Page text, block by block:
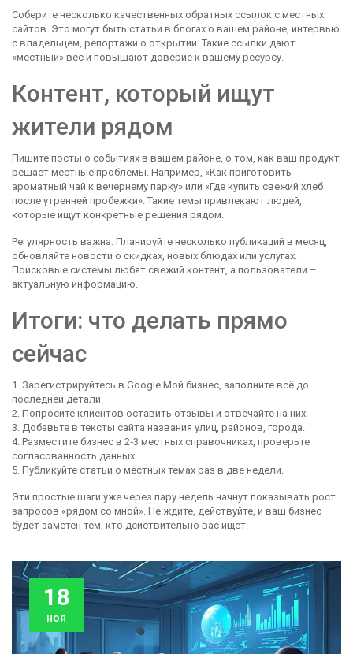
Соберите несколько качественных обратных ссылок с местных
сайтов. Это могут быть статьи в блогах о вашем районе, интервью
с владельцем, репортажи о открытии. Такие ссылки дают
«местный» вес и повышают доверие к вашему ресурсу.
Контент, который ищут
жители рядом
Пишите посты о событиях в вашем районе, о том, как ваш продукт
решает местные проблемы. Например, «Как приготовить
ароматный чай к вечернему парку» или «Где купить свежий хлеб
после утренней пробежки». Такие темы привлекают людей,
которые ищут конкретные решения рядом.
Регулярность важна. Планируйте несколько публикаций в месяц,
обновляйте новости о скидках, новых блюдах или услугах.
Поисковые системы любят свежий контент, а пользователи –
актуальную информацию.
Итоги: что делать прямо
сейчас
1. Зарегистрируйтесь в Google Мой бизнес, заполните всё до
последней детали.
2. Попросите клиентов оставить отзывы и отвечайте на них.
3. Добавьте в тексты сайта названия улиц, районов, города.
4. Разместите бизнес в 2‑3 местных справочниках, проверьте
согласованность данных.
5. Публикуйте статьи о местных темах раз в две недели.
Эти простые шаги уже через пару недель начнут показывать рост
запросов «рядом со мной». Не ждите, действуйте, и ваш бизнес
будет заметен тем, кто действительно вас ищет.
18
ноя